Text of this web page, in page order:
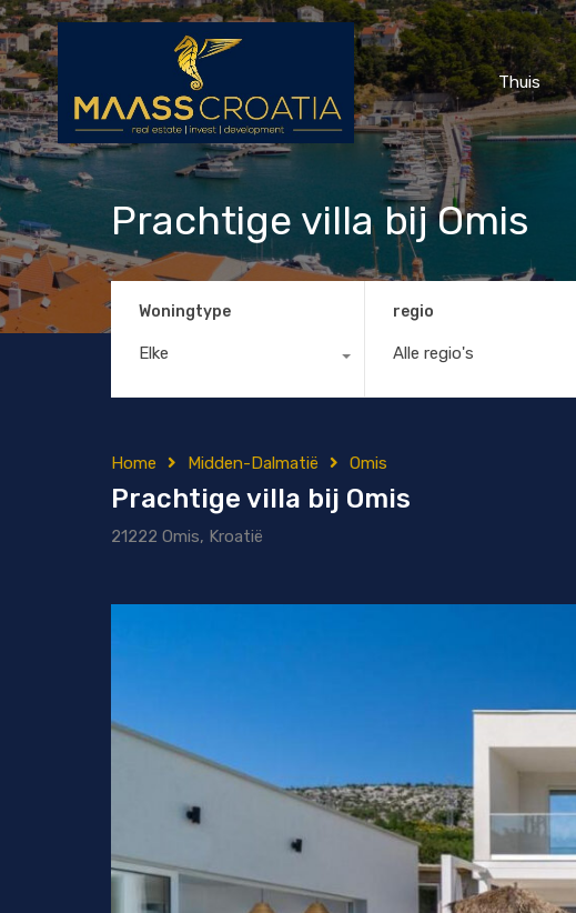
Thuis
Thuis
Prachtige villa bij Omis
Woningtype
Elke
regio
Alle regio's
Home Midden-Dalmatië Omis
Prachtige villa bij Omis
21222 Omis, Kroatië